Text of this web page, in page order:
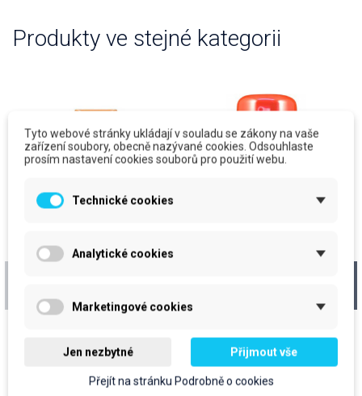
Produkty ve stejné kategorii
Očekáváme dodání zboží
prodejní jednotka: ks
SENSE, Pomengran.,
Očekáváme dodání zboží
prodejní jednotka: ks
Tyto webové stránky ukládají v souladu se zákony na vaše
zařízení soubory, obecně nazývané cookies. Odsouhlaste
prosím nastavení cookies souborů pro použití webu.
Technické cookies
Analytické cookies
Marketingové cookies
Jen nezbytné Přijmout vše
Přejít na stránku Podrobně o cookies